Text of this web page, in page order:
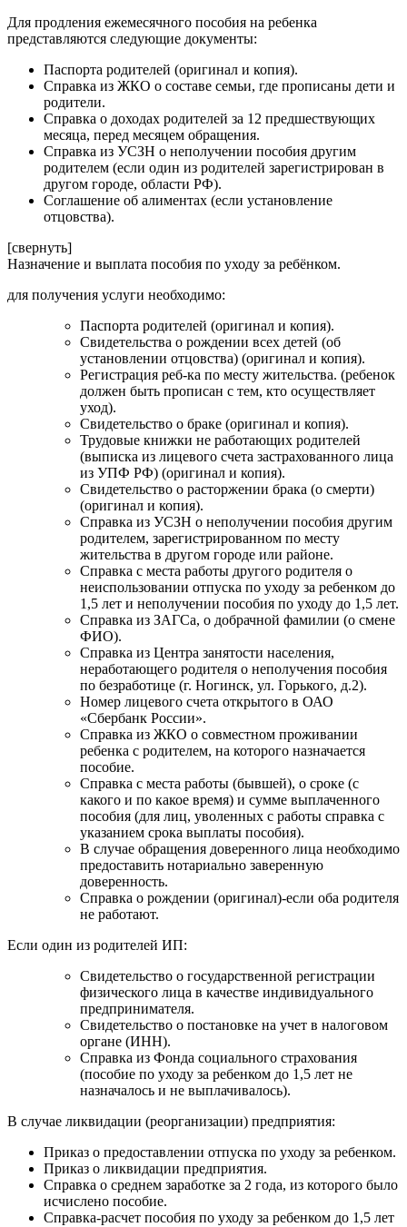
Для продления ежемесячного пособия на ребенка
представляются следующие документы:
Паспорта родителей (оригинал и копия).
Справка из ЖКО о составе семьи, где прописаны дети и
родители.
Справка о доходах родителей за 12 предшествующих
месяца, перед месяцем обращения.
Справка из УСЗН о неполучении пособия другим
родителем (если один из родителей зарегистрирован в
другом городе, области РФ).
Соглашение об алиментах (если установление
отцовства).
[свернуть]
Назначение и выплата пособия по уходу за ребёнком.
для получения услуги необходимо:
Паспорта родителей (оригинал и копия).
Свидетельства о рождении всех детей (об
установлении отцовства) (оригинал и копия).
Регистрация реб-ка по месту жительства. (ребенок
должен быть прописан с тем, кто осуществляет
уход).
Свидетельство о браке (оригинал и копия).
Трудовые книжки не работающих родителей
(выписка из лицевого счета застрахованного лица
из УПФ РФ) (оригинал и копия).
Свидетельство о расторжении брака (о смерти)
(оригинал и копия).
Справка из УСЗН о неполучении пособия другим
родителем, зарегистрированном по месту
жительства в другом городе или районе.
Справка с места работы другого родителя о
неиспользовании отпуска по уходу за ребенком до
1,5 лет и неполучении пособия по уходу до 1,5 лет.
Справка из ЗАГСа, о добрачной фамилии (о смене
ФИО).
Справка из Центра занятости населения,
неработающего родителя о неполучения пособия
по безработице (г. Ногинск, ул. Горького, д.2).
Номер лицевого счета открытого в ОАО
«Сбербанк России».
Справка из ЖКО о совместном проживании
ребенка с родителем, на которого назначается
пособие.
Справка с места работы (бывшей), о сроке (с
какого и по какое время) и сумме выплаченного
пособия (для лиц, уволенных с работы справка с
указанием срока выплаты пособия).
В случае обращения доверенного лица необходимо
предоставить нотариально заверенную
доверенность.
Справка о рождении (оригинал)-если оба родителя
не работают.
Если один из родителей ИП:
Свидетельство о государственной регистрации
физического лица в качестве индивидуального
предпринимателя.
Свидетельство о постановке на учет в налоговом
органе (ИНН).
Справка из Фонда социального страхования
(пособие по уходу за ребенком до 1,5 лет не
назначалось и не выплачивалось).
В случае ликвидации (реорганизации) предприятия:
Приказ о предоставлении отпуска по уходу за ребенком.
Приказ о ликвидации предприятия.
Справка о среднем заработке за 2 года, из которого было
исчислено пособие.
Справка-расчет пособия по уходу за ребенком до 1,5 лет